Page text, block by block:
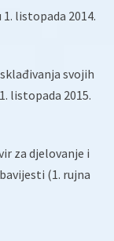
listopada 2014.
svojih
listopada 2015.
za djelovanje i
(1. rujna